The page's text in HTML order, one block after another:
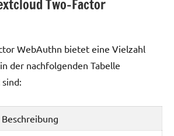
Two-Factor
WebAuthn bietet eine Vielzahl
der nachfolgenden Tabelle
Beschreibung